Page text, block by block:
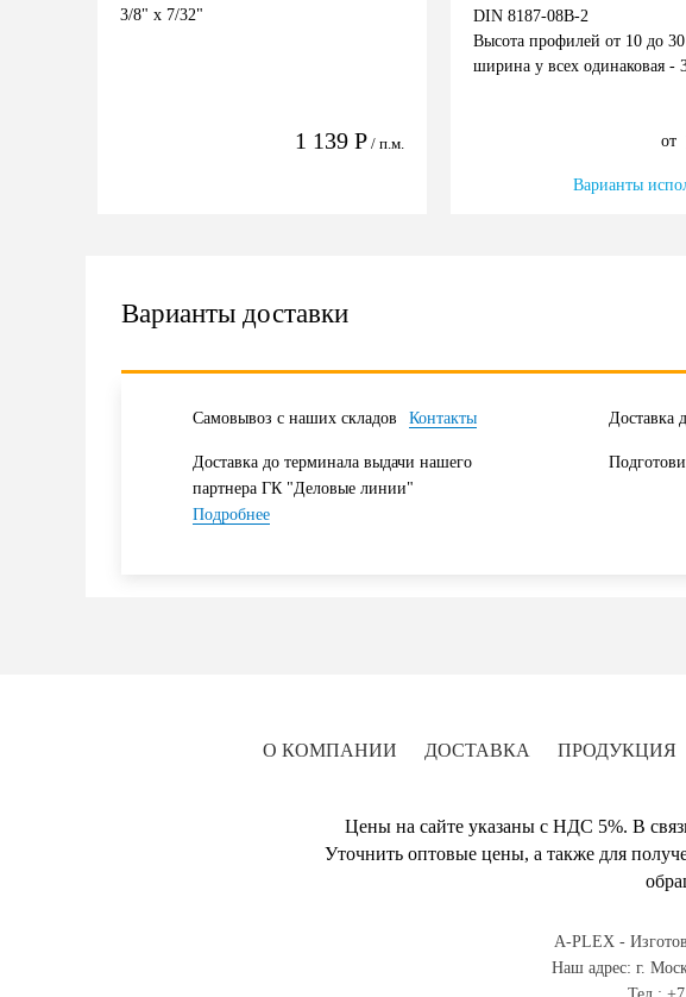
3/8" x 7/32"
1 139 Р / п.м.
DIN 8187-08B-2
Высота профилей от 10 до
ширина у всех одинаковая -
от
Варианты
Варианты доставки
Самовывоз с наших складов Контакты Доставка
Доставка до терминала выдачи нашего
партнера ГК "Деловые линии"
Подробнее
О КОМПАНИИ ДОСТАВКА ПРОДУКЦИЯ
Цены на сайте указаны с НДС 5%. В
Уточнить оптовые цены, а также для
A-PLEX -
Наш адрес: г.